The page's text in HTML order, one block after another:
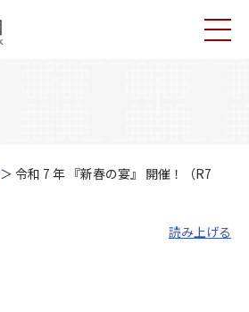
＞ 令和 7 年 『新春の宴』 開催！（R7
読み上げる